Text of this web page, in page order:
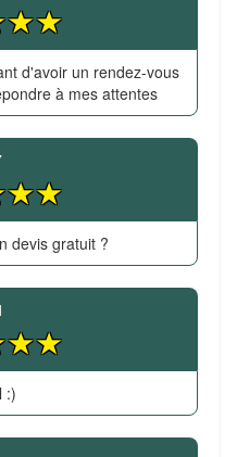
d'avoir un rendez-vous
à mes attentes
devis gratuit ?
:)